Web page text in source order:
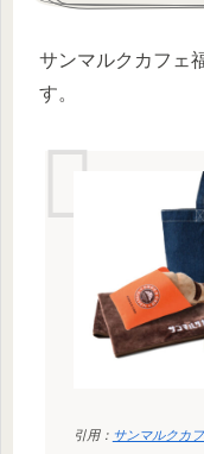
サンマルクカフェ
す。
引用： サンマルクカ